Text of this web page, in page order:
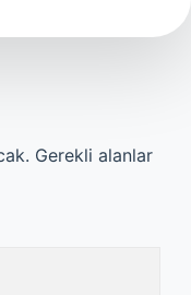
Gerekli alanlar